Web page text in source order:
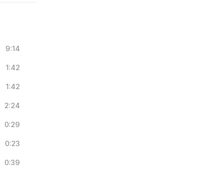
9:14
1:42
1:42
2:24
0:29
0:23
0:39